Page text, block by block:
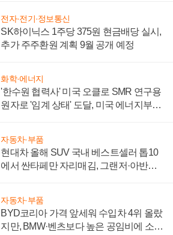
전자·전기·정보통신
SK하이닉스 1주당 375원 현금배당 실시,
추가 주주환원 계획 9월 공개 예정
화학·에너지
'한수원 협력사' 미국 오클로 SMR 연구용
원자로 '임계 상태' 도달, 미국 에너지부
자동차·부품
현대차 올해 SUV 국내 베스트셀러 톱10
에서 싼타페만 자리매김, 그랜저·아반떼
자동차·부품
BYD코리아 가격 앞세워 수입차 4위 올랐
지만, BMW·벤츠보다 높은 공임비에 소비